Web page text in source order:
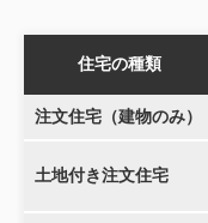
住宅の種類
注文住宅（建物のみ）
土地付き注文住宅